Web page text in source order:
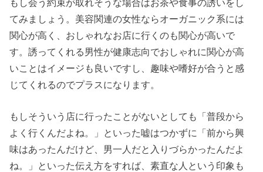
もし会う約束が取れそうな場合はお茶や食事の誘いをし
てみましょう。美容関連の女性ならオーガニック系には
関心が高く、おしゃれなお店に行くのも関心が高いで
す。誘ってくれる男性が健康志向でおしゃれに関心が高
いことはイメージも良いですし、趣味や嗜好が合うと感
じてくれるのでプラスになります。
もしそういう店に行ったことがないとしても「普段から
よく行くんだよね。」といった嘘はつかずに「前から興
味はあったんだけど、男一人だと入りづらかったんだよ
ね。」といった伝え方をすれば、素直な人という印象も